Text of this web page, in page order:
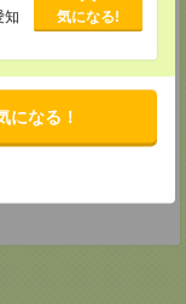
知
気になる!
になる！
通りビル301号室